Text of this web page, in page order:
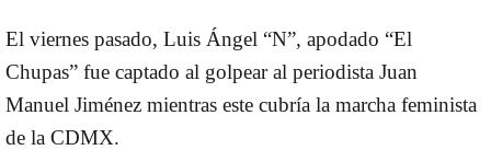
El viernes pasado, Luis Ángel “N”, apodado “El
Chupas” fue captado al golpear al periodista Juan
Manuel Jiménez mientras este cubría la marcha feminista
de la CDMX.